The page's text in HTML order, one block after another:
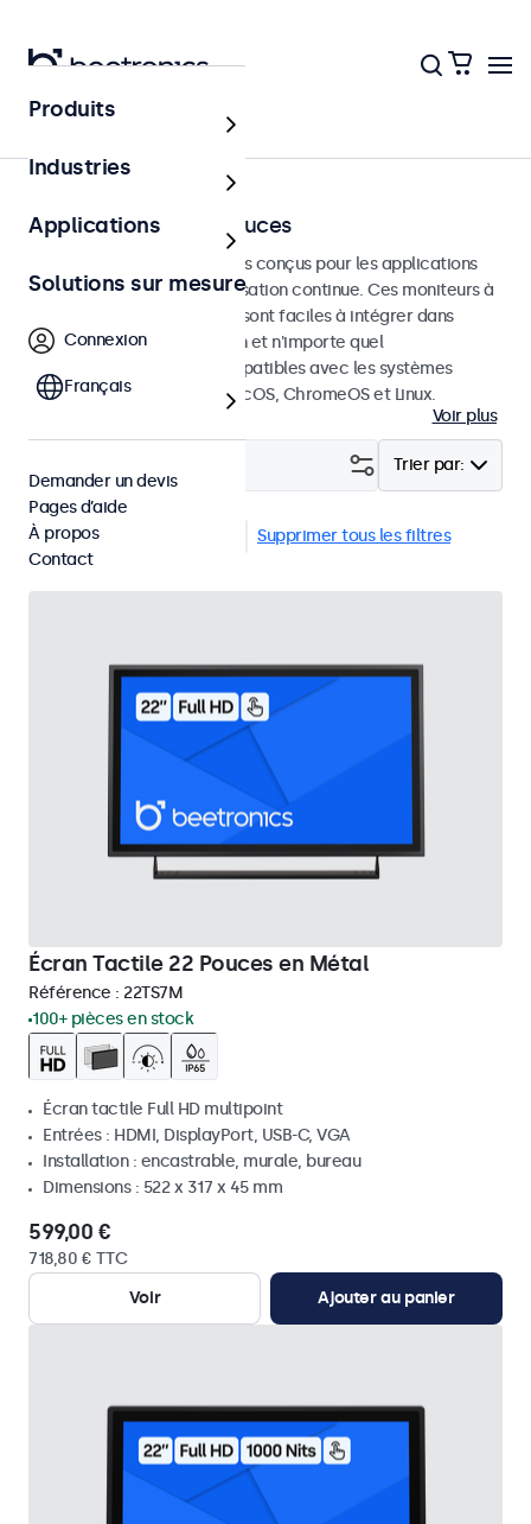
Écrans tactiles
Écrans tactiles 22 pouces
Écrans tactiles de 22 pouces conçus pour les applications
professionnelles et une utilisation continue. Ces moniteurs à
écran tactile de 22 pouces sont faciles à intégrer dans
n'importe quelle application et n'importe quel
environnement et sont compatibles avec les systèmes
d'exploitation Windows, macOS, ChromeOS et Linux.
Voir plus
Trier par:
Écrans tactiles 22 pouces Supprimer tous les filtres
Écran Tactile 22 Pouces en Métal
Référence : 22TS7M
100+ pièces en stock
Écran tactile Full HD multipoint
Entrées : HDMI, DisplayPort, USB-C, VGA
Installation : encastrable, murale, bureau
Dimensions : 522 x 317 x 45 mm
599,00 €
718,80 € TTC
Voir
Ajouter au panier
Produits
Industries
Applications
Solutions sur mesure
Connexion
Français
Demander un devis
Pages d’aide
À propos
Contact